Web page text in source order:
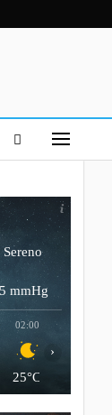
Sereno
mmHg
02:00
25°C
›